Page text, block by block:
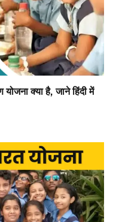
क्या है, जाने हिंदी में